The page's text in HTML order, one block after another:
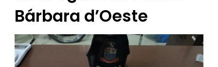
Bárbara d’Oeste